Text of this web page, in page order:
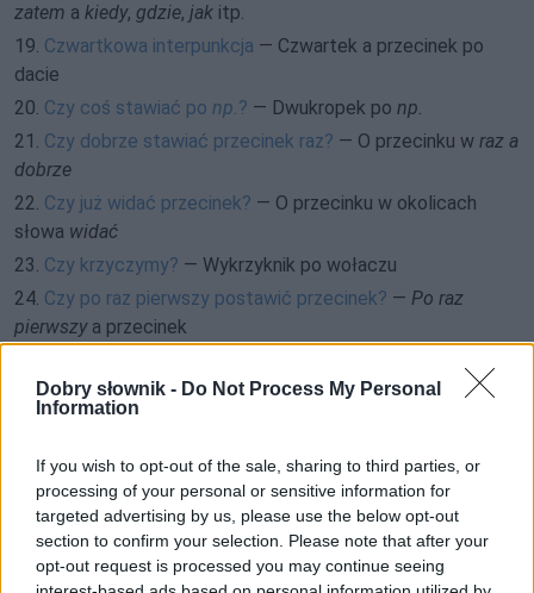
Dobry słownik - Do Not Process My Personal
Information
If you wish to opt-out of the sale, sharing to third parties, or
processing of your personal or sensitive information for
targeted advertising by us, please use the below opt-out
section to confirm your selection. Please note that after your
opt-out request is processed you may continue seeing
zatem a kiedy, gdzie, jak itp.
19. Czwartkowa interpunkcja — Czwartek a przecinek po
dacie
20. Czy coś stawiać po np.? — Dwukropek po np.
21. Czy dobrze stawiać przecinek raz? — O przecinku w raz a
dobrze
22. Czy już widać przecinek? — O przecinku w okolicach
słowa widać
23. Czy krzyczymy? — Wykrzyknik po wołaczu
24. Czy po raz pierwszy postawić przecinek? — Po raz
pierwszya przecinek
jak
26.Czy stawiamy przecinek po
27.Czy stawiamy przecinek poco gorsza?— O przecinku po
co gorsza
28.Czy stawiamy przecinek pona odwrót?— O przecinku po
na odwrót